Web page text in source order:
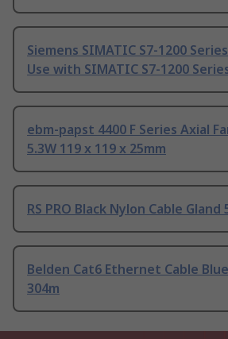
Siemens SIMATIC S7-1200
Use with SIMATIC S7-1200
ebm-papst 4400 F Series Axial
5.3W 119 x 119 x 25mm
RS PRO Black Nylon Cable
Belden Cat6 Ethernet Cable
304m